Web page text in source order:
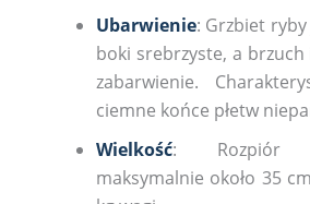
Ubarwienie: Grzbiet
boki srebrzyste, a brzuch
zabarwienie.
ciemne końce płetw
Wielkość: Rozpiór
maksymalnie około 35